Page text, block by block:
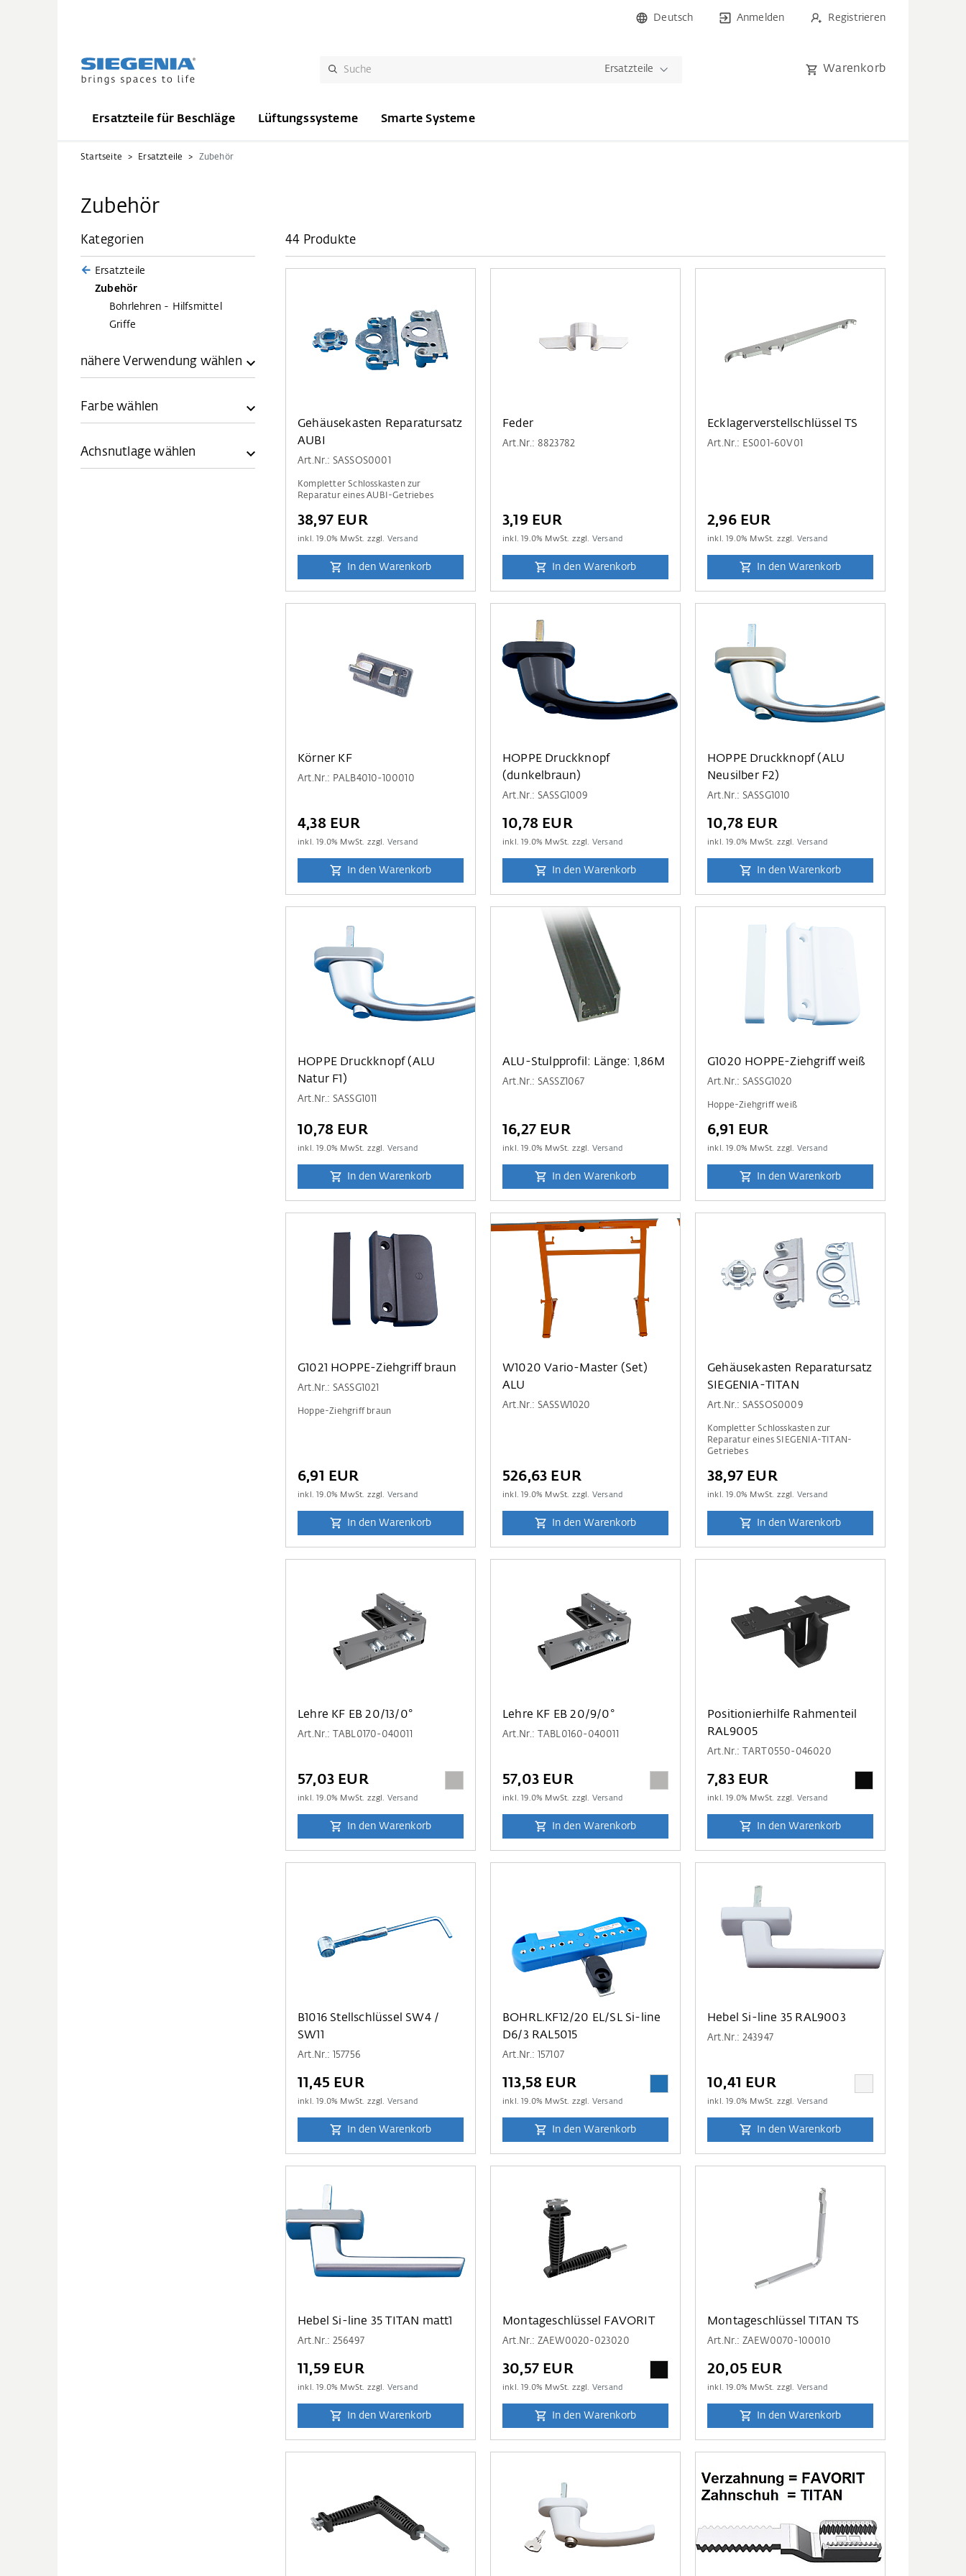
Deutsch Anmelden Registrieren
Ersatzteile Warenkorb
Ersatzteile für Beschläge Lüftungssysteme Smarte Systeme
Startseite Ersatzteile Zubehör
Zubehör
Kategorien
Ersatzteile
Zubehör
Bohrlehren - Hilfsmittel
Griffe
nähere Verwendung wählen
Farbe wählen
Achsnutlage wählen
44 Produkte
Gehäusekasten Reparatursatz
AUBI
Art.Nr.: SASSOS0001
Kompletter Schlosskasten zur
Reparatur eines AUBI-Getriebes
38,97 EUR
inkl.19.0% MwSt. zzgl. Versand
In den Warenkorb
Feder
Art.Nr.: 8823782
3,19 EUR
inkl.19.0% MwSt. zzgl. Versand
In den Warenkorb
Ecklagerverstellschlüssel TS
Art.Nr.: ES001-60V01
2,96 EUR
inkl.19.0% MwSt. zzgl. Versand
In den Warenkorb
Körner KF
Art.Nr.: PALB4010-100010
4,38 EUR
inkl.19.0% MwSt. zzgl. Versand
In den Warenkorb
HOPPE Druckknopf
(dunkelbraun)
Art.Nr.: SASSG1009
10,78 EUR
inkl.19.0% MwSt. zzgl. Versand
In den Warenkorb
HOPPE Druckknopf (ALU
Neusilber F2)
Art.Nr.: SASSG1010
10,78 EUR
inkl.19.0% MwSt. zzgl. Versand
In den Warenkorb
HOPPE Druckknopf (ALU
Natur F1)
Art.Nr.: SASSG1011
10,78 EUR
inkl.19.0% MwSt. zzgl. Versand
In den Warenkorb
ALU-Stulpprofil: Länge: 1,86M
Art.Nr.: SASSZ1067
16,27 EUR
inkl.19.0% MwSt. zzgl. Versand
In den Warenkorb
G1020 HOPPE-Ziehgriff weiß
Art.Nr.: SASSG1020
Hoppe-Ziehgriff weiß
6,91 EUR
inkl.19.0% MwSt. zzgl. Versand
In den Warenkorb
G1021 HOPPE-Ziehgriff braun
Art.Nr.: SASSG1021
Hoppe-Ziehgriff braun
6,91 EUR
inkl.19.0% MwSt. zzgl. Versand
In den Warenkorb
W1020 Vario-Master (Set)
ALU
Art.Nr.: SASSW1020
526,63 EUR
inkl.19.0% MwSt. zzgl. Versand
In den Warenkorb
Gehäusekasten Reparatursatz
SIEGENIA-TITAN
Art.Nr.: SASSOS0009
Kompletter Schlosskasten zur
Reparatur eines SIEGENIA-TITAN-
Getriebes
38,97 EUR
inkl.19.0% MwSt. zzgl. Versand
In den Warenkorb
Lehre KF EB 20/13/0°
Art.Nr.: TABL0170-040011
57,03 EUR
inkl.19.0% MwSt. zzgl. Versand
In den Warenkorb
Lehre KF EB 20/9/0°
Art.Nr.: TABL0160-040011
57,03 EUR
inkl.19.0% MwSt. zzgl. Versand
In den Warenkorb
Positionierhilfe Rahmenteil
RAL9005
Art.Nr.: TART0550-046020
7,83 EUR
inkl.19.0% MwSt. zzgl. Versand
In den Warenkorb
B1016 Stellschlüssel SW4 /
SW11
Art.Nr.: 157756
11,45 EUR
inkl.19.0% MwSt. zzgl. Versand
In den Warenkorb
BOHRL.KF12/20 EL/SL Si-line
D6/3 RAL5015
Art.Nr.: 157107
113,58 EUR
inkl.19.0% MwSt. zzgl. Versand
In den Warenkorb
Hebel Si-line 35 RAL9003
Art.Nr.: 243947
10,41 EUR
inkl.19.0% MwSt. zzgl. Versand
In den Warenkorb
Hebel Si-line 35 TITAN matt1
Art.Nr.: 256497
11,59 EUR
inkl.19.0% MwSt. zzgl. Versand
In den Warenkorb
Montageschlüssel FAVORIT
Art.Nr.: ZAEW0020-023020
30,57 EUR
inkl.19.0% MwSt. zzgl. Versand
In den Warenkorb
Montageschlüssel TITAN TS
Art.Nr.: ZAEW0070-100010
20,05 EUR
inkl.19.0% MwSt. zzgl. Versand
In den Warenkorb